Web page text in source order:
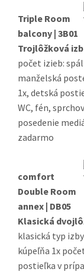
Triple Room
balcony | 3B01
Trojlôžková
počet izieb:
manželská
1x, detská
WC, fén,
posedenie
zadarmo
comfort
Double Room
annex | DB05
Klasická
klasická typ
kúpeľňa 1x
postieľka v